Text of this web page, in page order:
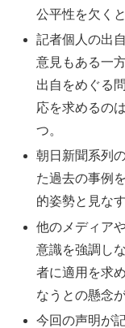
公平性を欠く
記者個人の出
意見もある一
出自をめぐる
応を求めるの
つ。
朝日新聞系列
た過去の事例
的姿勢と見な
他のメディア
意識を強調し
者に適用を求
なうとの懸念
今回の声明が